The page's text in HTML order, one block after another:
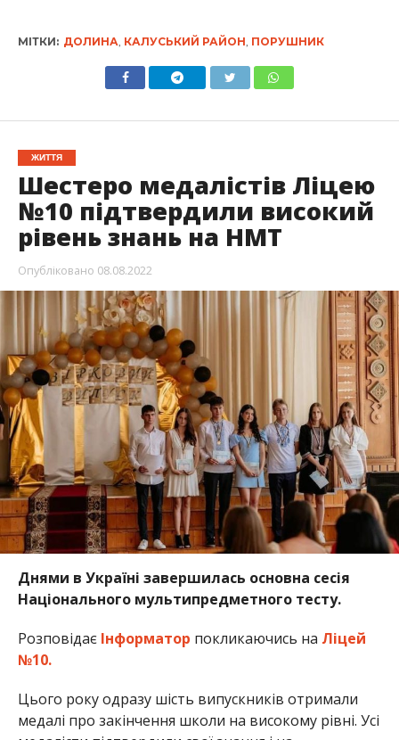
МІТКИ: ДОЛИНА КАЛУСЬКИЙ РАЙОН ПОРУШНИК
ЖИТТЯ
Шестеро медалістів Ліцею
№10 підтвердили високий
рівень знань на НМТ
Опубліковано 08.08.2022
Днями в Україні завершилась основна сесія
Національного мультипредметного тесту.
Розповідає Інформатор покликаючись на Ліцей
№10.
Цього року одразу шість випускників отримали
медалі про закінчення школи на високому рівні. Усі